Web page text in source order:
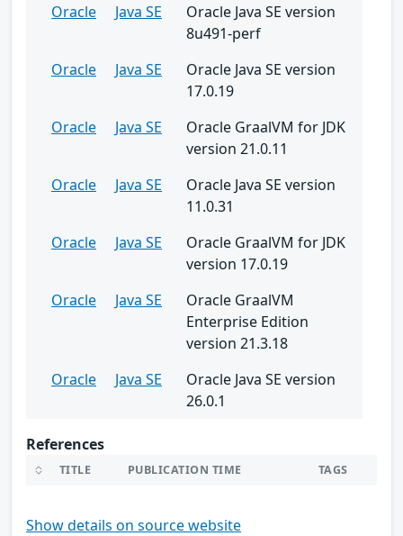
Oracle
Java SE
Oracle Java SE version
8u491-perf
Oracle
Java SE
Oracle Java SE version
17.0.19
Oracle
Java SE
Oracle GraalVM for JDK
version 21.0.11
Oracle
Java SE
Oracle Java SE version
11.0.31
Oracle
Java SE
Oracle GraalVM for JDK
version 17.0.19
Oracle
Java SE
Oracle GraalVM
Enterprise Edition
version 21.3.18
Oracle
Java SE
Oracle Java SE version
26.0.1
References
TITLE PUBLICATION TIME TAGS
Show details on source website